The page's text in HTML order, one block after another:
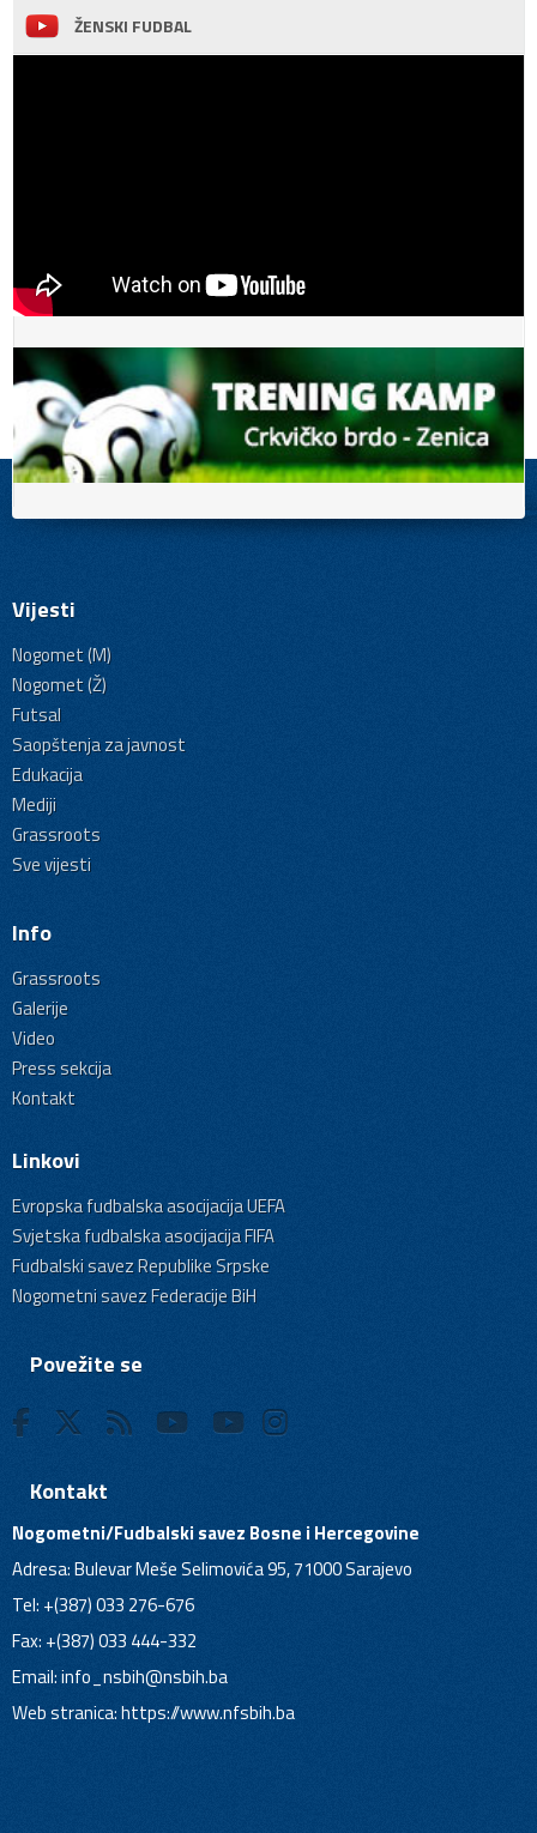
ŽENSKI FUDBAL
Vijesti
Nogomet (M)
Nogomet (Ž)
Futsal
Saopštenja za javnost
Edukacija
Mediji
Grassroots
Sve vijesti
Info
Grassroots
Galerije
Video
Press sekcija
Kontakt
Linkovi
Evropska fudbalska asocijacija UEFA
Svjetska fudbalska asocijacija FIFA
Fudbalski savez Republike Srpske
Nogometni savez Federacije BiH
Povežite se
Kontakt
Nogometni/Fudbalski savez Bosne i Hercegovine
Adresa: Bulevar Meše Selimovića 95, 71000 Sarajevo
Tel: +(387) 033 276-676
Fax: +(387) 033 444-332
Email:info_nsbih@nsbih.ba
Web stranica: https://www.nfsbih.ba